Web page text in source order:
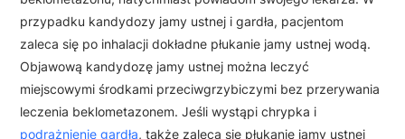
przypadku kandydozy jamy ustnej i gardła, pacjentom
zaleca się po inhalacji dokładne płukanie jamy ustnej wodą.
Objawową kandydozę jamy ustnej można leczyć
miejscowymi środkami przeciwgrzybiczymi bez przerywania
leczenia beklometazonem. Jeśli wystąpi chrypka i
podrażnienie gardła, także zaleca się płukanie jamy ustnej